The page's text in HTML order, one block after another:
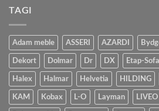
TAGI
Adam meble ASSERI AZARDI
Dekort Dolmar Dr DX Etap-Sofa
Halex Halmar Helvetia HILDING
KAM Kobax L-O Layman LIVEO